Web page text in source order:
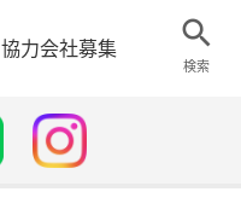
協力会社募集
検索